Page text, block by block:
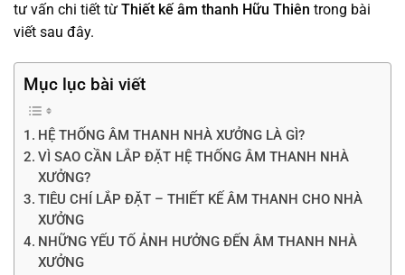
tư vấn chi tiết từ Thiết kế âm thanh Hữu Thiên trong bài
viết sau đây.
Mục lục bài viết
HỆ THỐNG ÂM THANH NHÀ XƯỞNG LÀ GÌ?
VÌ SAO CẦN LẮP ĐẶT HỆ THỐNG ÂM THANH NHÀ
XƯỞNG?
TIÊU CHÍ LẮP ĐẶT – THIẾT KẾ ÂM THANH CHO NHÀ
XƯỞNG
NHỮNG YẾU TỐ ẢNH HƯỞNG ĐẾN ÂM THANH NHÀ
XƯỞNG